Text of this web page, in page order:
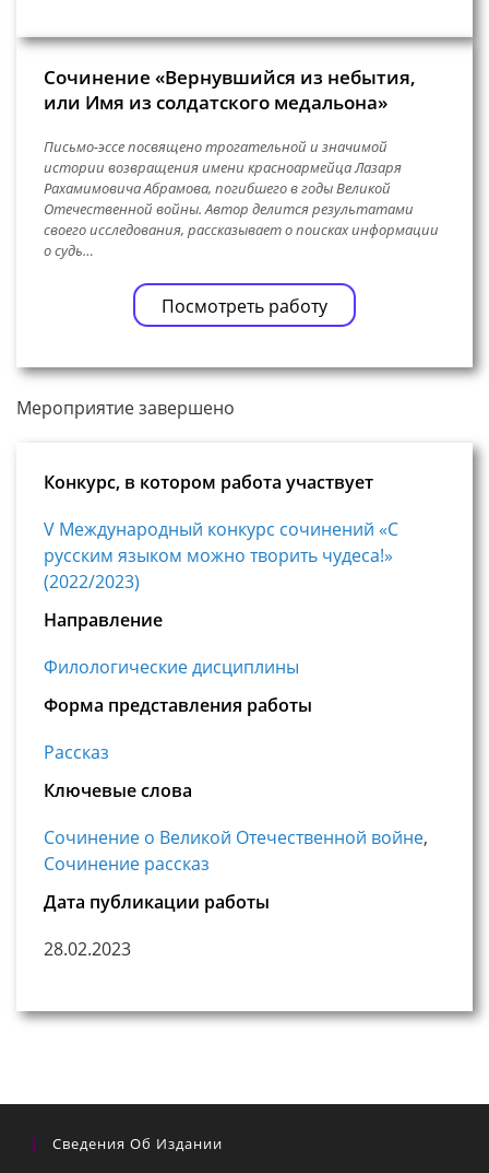
Сочинение «Вернувшийся из небытия,
или Имя из солдатского медальона»
Письмо-эссе посвящено трогательной и значимой
истории возвращения имени красноармейца Лазаря
Рахамимовича Абрамова, погибшего в годы Великой
Отечественной войны. Автор делится результатами
своего исследования, рассказывает о поисках информации
о судь…
Посмотреть работу
Мероприятие завершено
Конкурс, в котором работа участвует
V Международный конкурс сочинений «С
русским языком можно творить чудеса!»
(2022/2023)
Направление
Филологические дисциплины
Форма представления работы
Рассказ
Ключевые слова
Сочинение о Великой Отечественной войне,
Сочинение рассказ
Дата публикации работы
28.02.2023
Сведения Об Издании